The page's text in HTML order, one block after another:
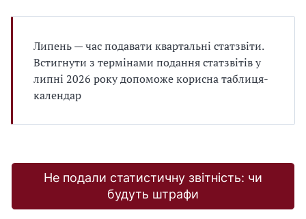
Липень — час подавати квартальні статзвіти.
Встигнути з термінами подання статзвітів у
липні 2026 року допоможе корисна таблиця-
календар
Не подали статистичну звітність: чи
будуть штрафи